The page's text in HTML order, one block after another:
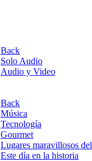
Back
Solo Audio
Audio y Video
Back
Música
Tecnología
Gourmet
Lugares maravillosos
Este día en la historia